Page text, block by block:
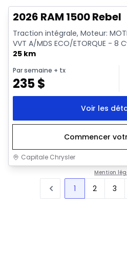
2026 RAM 1500 Rebel
Traction intégrale, Moteur:
VVT A/MDS ECO/ETORQUE - 8
25 km
Par semaine + tx
235$
Voir les
Commencer
Capitale Chrysler
Mention
1 2 3